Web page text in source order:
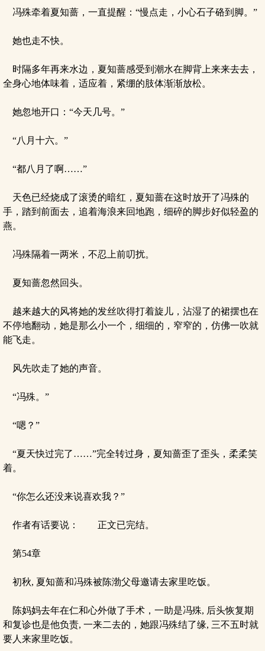
冯殊牵着夏知蔷，一直提醒：“慢点走，小心石子硌到脚。”
她也走不快。
时隔多年再来水边，夏知蔷感受到潮水在脚背上来来去去，
全身心地体味着，适应着，紧绷的肢体渐渐放松。
她忽地开口：“今天几号。”
“八月十六。”
“都八月了啊……”
天色已经烧成了滚烫的暗红，夏知蔷在这时放开了冯殊的
手，踏到前面去，追着海浪来回地跑，细碎的脚步好似轻盈的
燕。
冯殊隔着一两米，不忍上前叨扰。
夏知蔷忽然回头。
越来越大的风将她的发丝吹得打着旋儿，沾湿了的裙摆也在
不停地翻动，她是那么小一个，细细的，窄窄的，仿佛一吹就
能飞走。
风先吹走了她的声音。
“冯殊。”
“嗯？”
“夏天快过完了……”完全转过身，夏知蔷歪了歪头，柔柔笑
着。
“你怎么还没来说喜欢我？”
作者有话要说： 正文已完结。
第54章
初秋, 夏知蔷和冯殊被陈渤父母邀请去家里吃饭。
陈妈妈去年在仁和心外做了手术，一助是冯殊, 后头恢复期
和复诊也是他负责, 一来二去的，她跟冯殊结了缘, 三不五时就
要人来家里吃饭。